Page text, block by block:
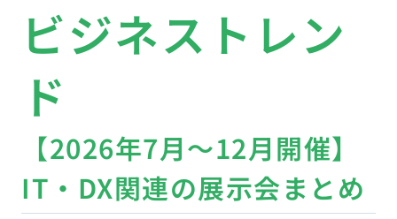
ビジネストレン
ド
【2026年7月〜12月開催】
IT・DX関連の展示会まとめ